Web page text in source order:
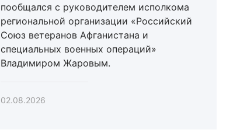
пообщался с руководителем исполкома
региональной организации «Российский
Союз ветеранов Афганистана и
специальных военных операций»
Владимиром Жаровым.
02.08.2026